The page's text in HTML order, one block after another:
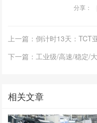
分享：
相关文章